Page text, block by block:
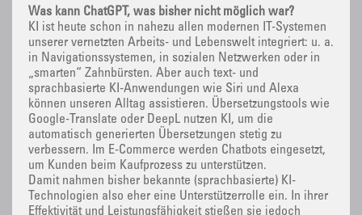
Was kann ChatGPT, was bisher nicht möglich war?
KI ist heute schon in nahezu allen modernen IT-Systemen
unserer vernetzten Arbeits- und Lebenswelt integriert: u. a.
in Navigationssystemen, in sozialen Netzwerken oder in
„smarten“ Zahnbürsten. Aber auch text- und
sprachbasierte KI-Anwendungen wie Siri und Alexa
können unseren Alltag assistieren. Übersetzungstools wie
Google-Translate oder DeepL nutzen KI, um die
automatisch generierten Übersetzungen stetig zu
verbessern. Im E-Commerce werden Chatbots eingesetzt,
um Kunden beim Kaufprozess zu unterstützen.
Damit nahmen bisher bekannte (sprachbasierte) KI-
Technologien also eher eine Unterstützerrolle ein. In ihrer
Effektivität und Leistungsfähigkeit stießen sie jedoch